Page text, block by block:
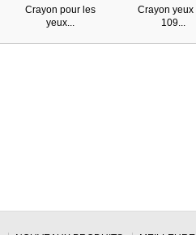
Crayon pour les
yeux...
Crayon yeux
109...